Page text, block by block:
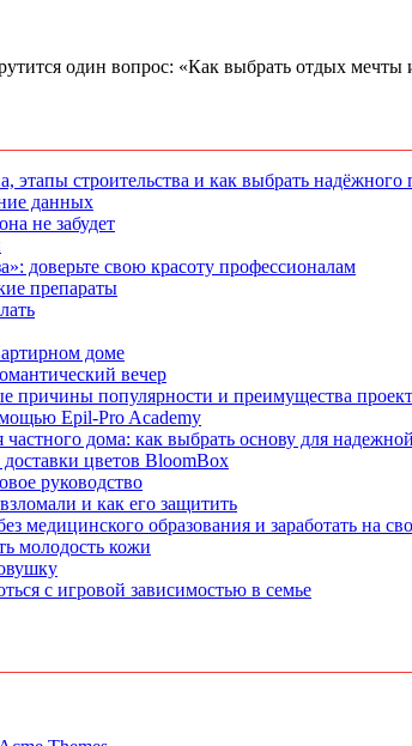
один вопрос: «Как выбрать отдых мечты
строительства и как выбрать надёжного
данных
не забудет
доверьте свою красоту профессионалам
препараты
доме
вечер
причины популярности и преимущества
Epil-Pro Academy
дома: как выбрать основу для
доставки цветов BloomBox
руководство
и как его защитить
медицинского образования и заработать на
молодость кожи
с игровой зависимостью в семье